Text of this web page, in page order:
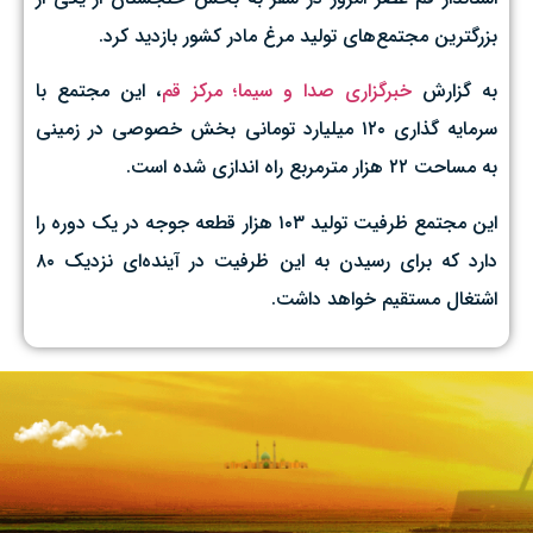
بزرگترین مجتمع‌های تولید مرغ مادر کشور بازدید کرد.
به گزارش خبرگزاری صدا و سیما؛ مرکز قم، این مجتمع با
سرمایه گذاری ۱۲۰ میلیارد تومانی بخش خصوصی در زمینی
به مساحت ۲۲ هزار مترمربع راه اندازی شده است.
این مجتمع ظرفیت تولید ۱۰۳ هزار قطعه جوجه در یک دوره را
دارد که برای رسیدن به این ظرفیت در آینده‌ای نزدیک ۸۰
اشتغال مستقیم خواهد داشت.